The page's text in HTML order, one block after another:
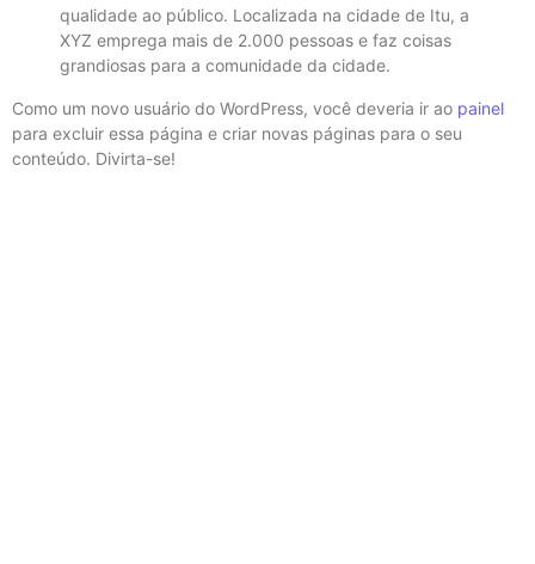
qualidade ao público. Localizada na cidade de Itu, a
XYZ emprega mais de 2.000 pessoas e faz coisas
grandiosas para a comunidade da cidade.
Como um novo usuário do WordPress, você deveria ir ao painel
para excluir essa página e criar novas páginas para o seu
conteúdo. Divirta-se!